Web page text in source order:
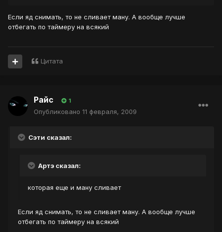
Если яд снимать, то не сливает ману. А вообще лучше
отбегать по таймеру на всякий
Цитата
Райс 1
Опубликовано 11 февраля, 2009
Сэти сказал:
Артэ сказал:
которая еще и ману сливает
Если яд снимать, то не сливает ману. А вообще лучше
отбегать по таймеру на всякий